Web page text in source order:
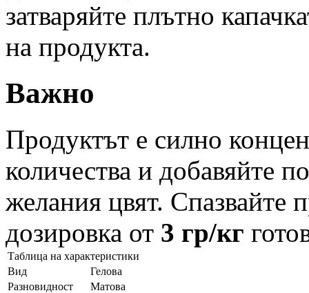
затваряйте плътно
на продукта.
Важно
Продуктът е силно
количества и добавяйте
желания цвят. Спазвайте
дозировка от 3 гр/кг
Таблица на характеристики
Вид
Гелова
Разновидност
Матова